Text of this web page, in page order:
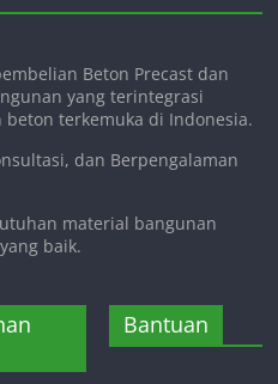
Beton Precast dan
yang terintegrasi
terkemuka di Indonesia.
dan Berpengalaman
material bangunan
baik.
Bantuan